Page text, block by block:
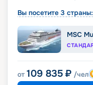
Вы посетите 3 страны:
MSC
от 109 835 ₽ /чел